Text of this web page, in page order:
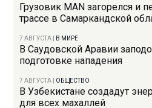
Грузовик MAN загорелся и
трассе в Самаркандской
7 АВГУСТА В МИРЕ
В Саудовской Аравии
подготовке нападения
7 АВГУСТА ОБЩЕСТВО
В Узбекистане создадут
для всех махаллей